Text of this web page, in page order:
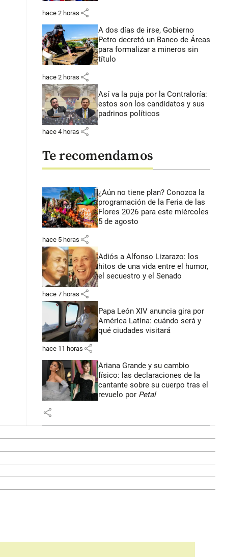
hace 2 horas share
A dos días de irse, Gobierno
Petro decretó un Banco de Áreas
para formalizar a mineros sin
título
hace 2 horas share
Así va la puja por la Contraloría:
estos son los candidatos y sus
padrinos políticos
hace 4 horas share
Te recomendamos
¿Aún no tiene plan? Conozca la
programación de la Feria de las
Flores 2026 para este miércoles
5 de agosto
hace 5 horas share
Adiós a Alfonso Lizarazo: los
hitos de una vida entre el humor,
el secuestro y el Senado
hace 7 horas share
Papa León XIV anuncia gira por
América Latina: cuándo será y
qué ciudades visitará
hace 11 horas share
Ariana Grande y su cambio
físico: las declaraciones de la
cantante sobre su cuerpo tras el
revuelo por Petal
share